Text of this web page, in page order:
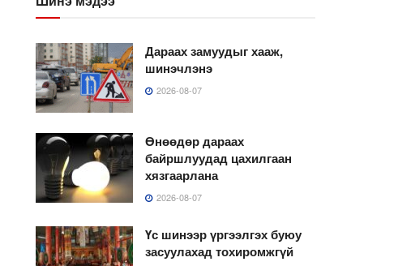
Дараах замуудыг хааж,
шинэчлэнэ
2026-08-07
Өнөөдөр дараах
байршлуудад цахилгаан
хязгаарлана
2026-08-07
Үс шинээр үргээлгэх буюу
засуулахад тохиромжгүй